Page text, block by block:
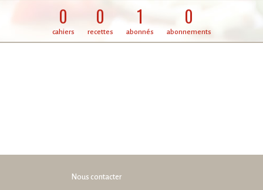
0
cahiers
0
recettes
1
abonnés
0
abonnements
Nous contacter